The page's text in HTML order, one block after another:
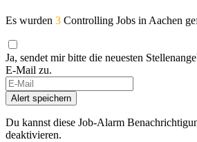
Es wurden 3 Controlling Jobs in Aachen
Ja, sendet mir bitte die neuesten
E-Mail zu.
If
you
are
a
human,
Alert speichern
Du kannst diese Job-Alarm
deaktivieren.